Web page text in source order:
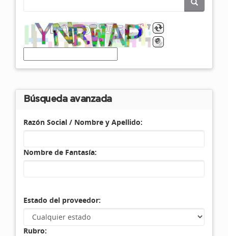
Búsqueda avanzada
Razón Social / Nombre y Apellido:
Nombre de Fantasía:
Estado del proveedor:
Rubro: